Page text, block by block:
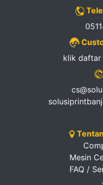
klik daftar
Mesin
FAQ /